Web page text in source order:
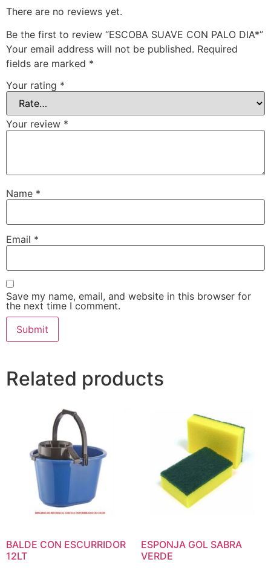
There are no reviews yet.
Be the first to review “ESCOBA SUAVE CON PALO DIA*”
Your email address will not be published. Required
fields are marked *
Your rating *
Your review *
Name *
Email *
Save my name, email, and website in this browser for
the next time I comment.
Related products
BALDE CON ESCURRIDOR
12LT
ESPONJA GOL SABRA
VERDE